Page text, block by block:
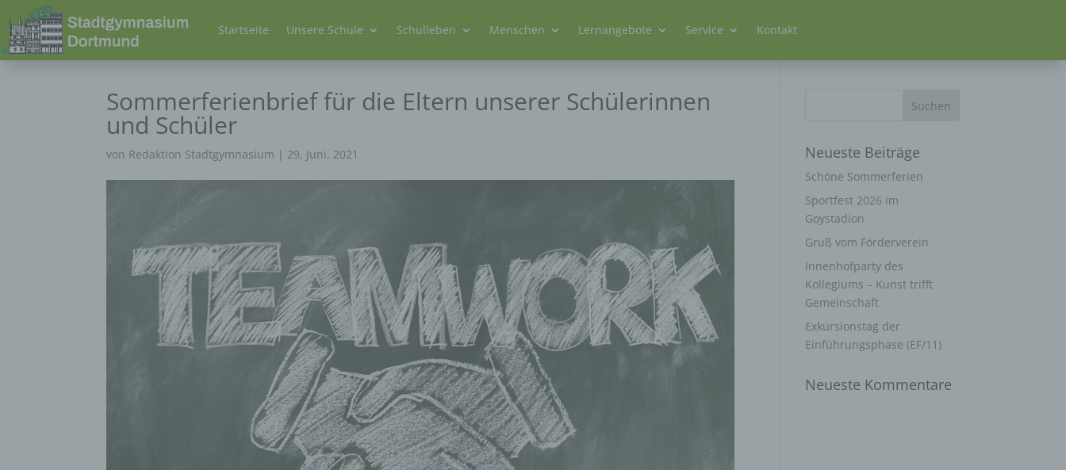
Startseite Unsere Schule Schulleben Menschen Lernangebote Service Kontakt
Sommerferienbrief für die Eltern unserer Schülerinnen
und Schüler
von Redaktion Stadtgymnasium | 29, Juni, 2021 Neueste Beiträge
Schöne Sommerferien
Sportfest 2026 im
Goystadion
Gruß vom Förderverein
Innenhofparty des
Kollegiums – Kunst trifft
Gemeinschaft
Exkursionstag der
Einführungsphase (EF/11)
Neueste Kommentare